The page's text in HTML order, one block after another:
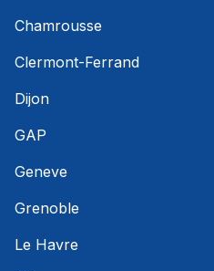
Chamrousse
Clermont-Ferrand
Dijon
GAP
Geneve
Grenoble
Le Havre